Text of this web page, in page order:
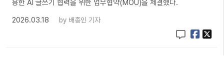
용한 AI 글쓰기 협력을 위한 업무협약(MOU)을 체결했다.
2026.03.18
by 배종인 기자